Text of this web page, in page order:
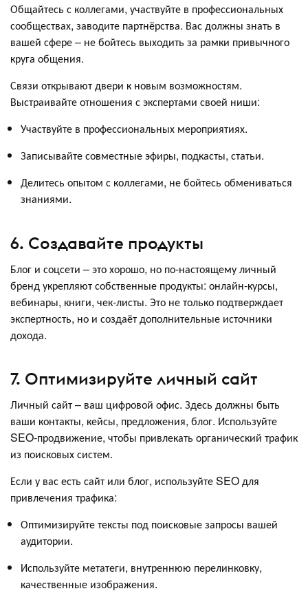
Общайтесь с коллегами, участвуйте в профессиональных
сообществах, заводите партнёрства. Вас должны знать в
вашей сфере – не бойтесь выходить за рамки привычного
круга общения.
Связи открывают двери к новым возможностям.
Выстраивайте отношения с экспертами своей ниши:
Участвуйте в профессиональных мероприятиях.
Записывайте совместные эфиры, подкасты, статьи.
Делитесь опытом с коллегами, не бойтесь обмениваться
знаниями.
6. Создавайте продукты
Блог и соцсети – это хорошо, но по-настоящему личный
бренд укрепляют собственные продукты: онлайн-курсы,
вебинары, книги, чек-листы. Это не только подтверждает
экспертность, но и создаёт дополнительные источники
дохода.
7. Оптимизируйте личный сайт
Личный сайт – ваш цифровой офис. Здесь должны быть
ваши контакты, кейсы, предложения, блог. Используйте
SEO-продвижение, чтобы привлекать органический трафик
из поисковых систем.
Если у вас есть сайт или блог, используйте SEO для
привлечения трафика:
Оптимизируйте тексты под поисковые запросы вашей
аудитории.
Используйте метатеги, внутреннюю перелинковку,
качественные изображения.